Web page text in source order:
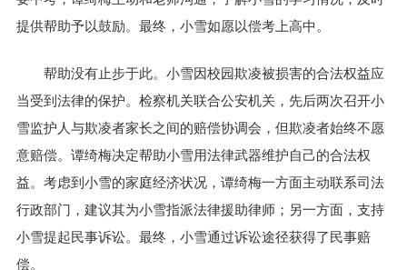
提供帮助予以鼓励。最终，小雪如愿以偿考上高中。
帮助没有止步于此。小雪因校园欺凌被损害的合法权益应
当受到法律的保护。检察机关联合公安机关，先后两次召开小
雪监护人与欺凌者家长之间的赔偿协调会，但欺凌者始终不愿
意赔偿。谭绮梅决定帮助小雪用法律武器维护自己的合法权
益。考虑到小雪的家庭经济状况，谭绮梅一方面主动联系司法
行政部门，建议其为小雪指派法律援助律师；另一方面，支持
小雪提起民事诉讼。最终，小雪通过诉讼途径获得了民事赔
偿。